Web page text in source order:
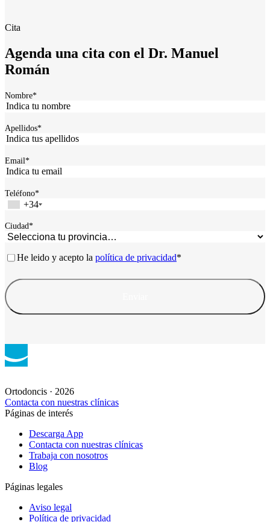
Cita
Agenda una cita con el Dr. Manuel
Román
Nombre*
Apellidos*
Email*
Teléfono*
+34
Ciudad*
Consentimiento*
He leido y acepto la política de privacidad*
Ortodoncis · 2026
Contacta con nuestras clínicas
Páginas de interés
Descarga App
Contacta con nuestras clínicas
Trabaja con nosotros
Blog
Páginas legales
Aviso legal
Política de privacidad